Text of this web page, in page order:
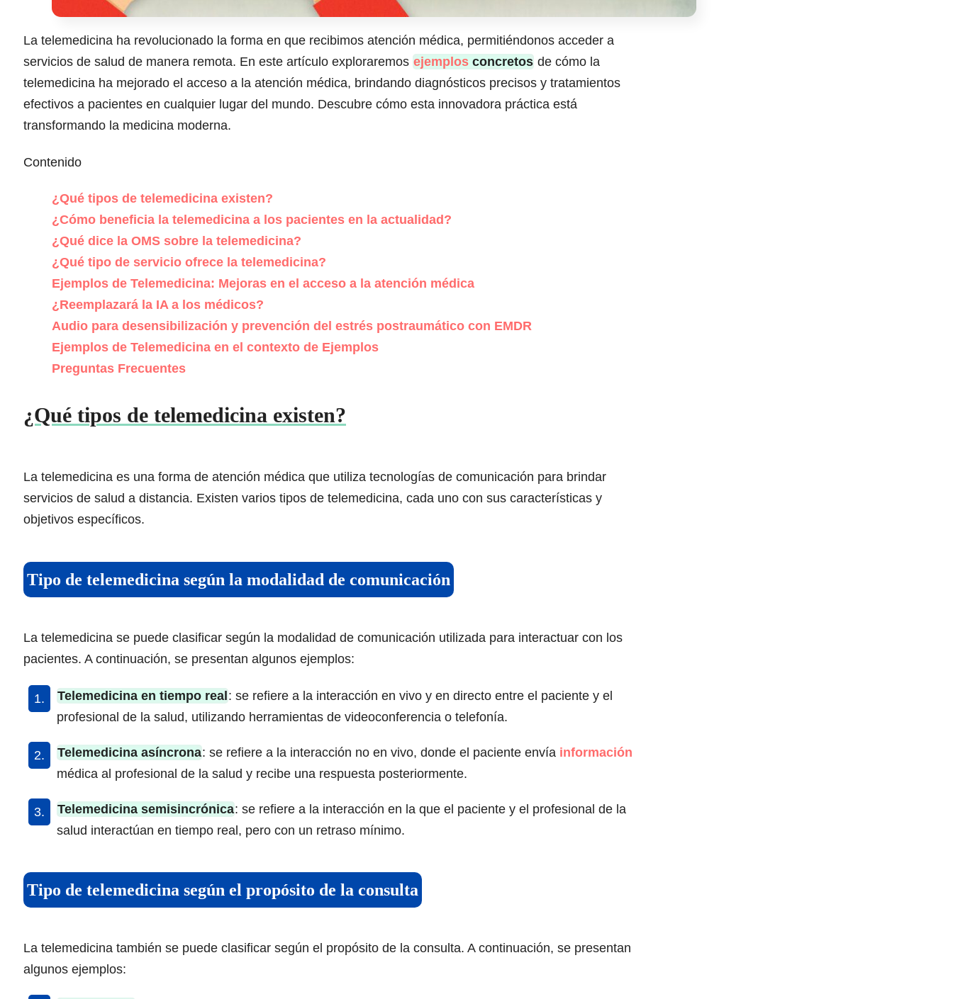
La telemedicina ha revolucionado la forma en que recibimos atención médica, permitiéndonos acceder a
servicios de salud de manera remota. En este artículo exploraremos ejemplos concretos de cómo la
telemedicina ha mejorado el acceso a la atención médica, brindando diagnósticos precisos y tratamientos
efectivos a pacientes en cualquier lugar del mundo. Descubre cómo esta innovadora práctica está
transformando la medicina moderna.
Contenido
¿Qué tipos de telemedicina existen?
¿Cómo beneficia la telemedicina a los pacientes en la actualidad?
¿Qué dice la OMS sobre la telemedicina?
¿Qué tipo de servicio ofrece la telemedicina?
Ejemplos de Telemedicina: Mejoras en el acceso a la atención médica
¿Reemplazará la IA a los médicos?
Audio para desensibilización y prevención del estrés postraumático con EMDR
Ejemplos de Telemedicina en el contexto de Ejemplos
Preguntas Frecuentes
¿Qué tipos de telemedicina existen?
La telemedicina es una forma de atención médica que utiliza tecnologías de comunicación para brindar
servicios de salud a distancia. Existen varios tipos de telemedicina, cada uno con sus características y
objetivos específicos.
Tipo de telemedicina según la modalidad de comunicación
La telemedicina se puede clasificar según la modalidad de comunicación utilizada para interactuar con los
pacientes. A continuación, se presentan algunos ejemplos:
Telemedicina en tiempo real: se refiere a la interacción en vivo y en directo entre el paciente y el
profesional de la salud, utilizando herramientas de videoconferencia o telefonía.
Telemedicina asíncrona: se refiere a la interacción no en vivo, donde el paciente envía información
médica al profesional de la salud y recibe una respuesta posteriormente.
Telemedicina semisincrónica: se refiere a la interacción en la que el paciente y el profesional de la
salud interactúan en tiempo real, pero con un retraso mínimo.
Tipo de telemedicina según el propósito de la consulta
La telemedicina también se puede clasificar según el propósito de la consulta. A continuación, se presentan
algunos ejemplos: